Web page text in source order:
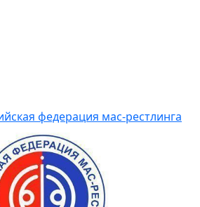
федерация мас-рестлинга